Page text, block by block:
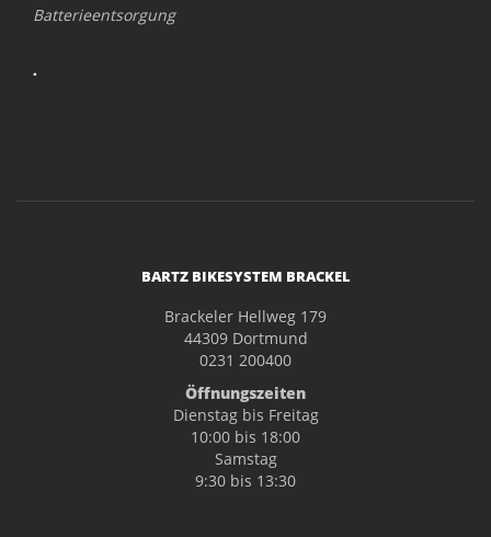
Batterieentsorgung
.
BARTZ BIKESYSTEM BRACKEL
Brackeler Hellweg 179
44309 Dortmund
0231 200400
Öffnungszeiten
Dienstag bis Freitag
10:00 bis 18:00
Samstag
9:30 bis 13:30